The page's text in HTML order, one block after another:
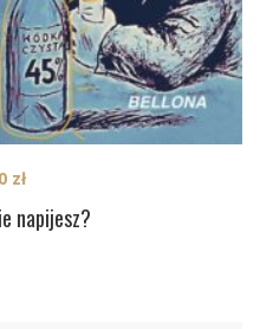
napijesz?
zł